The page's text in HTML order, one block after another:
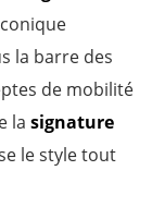
la barre des
de mobilité
la signature
le style tout